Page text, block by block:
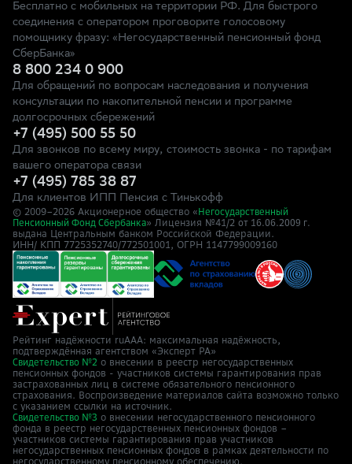
Бесплатно с мобильных на территории РФ. Для быстрого
соединения с оператором проговорите голосовому
помощнику фразу: «Негосударственный пенсионный фонд
СберБанка»
8 800 234 0 900
Для обращений по вопросам наследования и получения
консультации по накопительной пенсии и программе
долгосрочных сбережений
+7 (495) 500 55 50
Для звонков по всему миру, стоимость звонка - по тарифам
вашего оператора связи
+7 (495) 785 38 87
Для клиентов ИПП Пенсия с Тинькофф
© 2009–2026 Акционерное общество « Негосударственный
Пенсионный Фонд Сбербанка» Лицензия №41/2 от 16.06.2009 г.
выдана Центральным банком Российской Федерации.
ИНН/ КПП 7725352740/772501001, ОГРН 1147799009160
Рейтинг надёжности ruAAA: максимальная надёжность,
подтверждённая агентством «Эксперт РА»
Свидетельство №2 о внесении в реестр негосударственных
пенсионных фондов - участников системы гарантирования прав
застрахованных лиц в системе обязательного пенсионного
страхования. Воспроизведение материалов сайта возможно только
с указанием ссылки на источник.
Свидетельство №3 о внесении негосударственного пенсионного
фонда в реестр негосударственных пенсионных фондов –
участников системы гарантирования прав участников
негосударственных пенсионных фондов в рамках деятельности по
негосударственному пенсионному обеспечению.